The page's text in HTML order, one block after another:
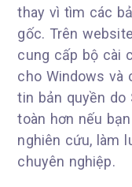
thay vì tìm các
gốc. Trên
cung cấp bộ cài
cho Windows và
tin bản quyền do
toàn hơn nếu
nghiên cứu, làm
chuyên nghiệp.